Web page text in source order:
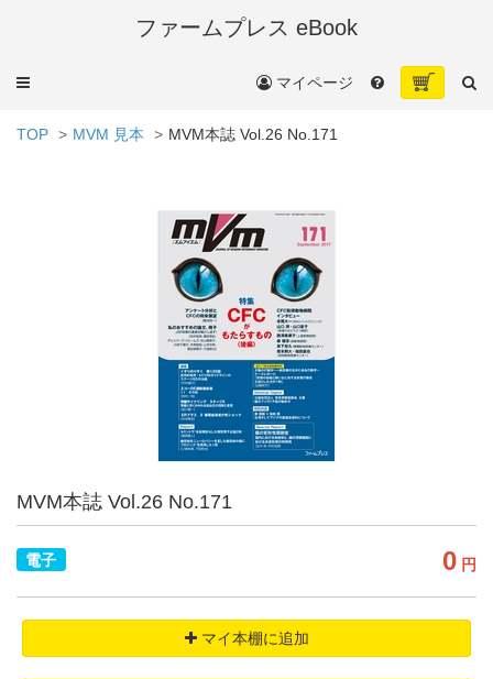
ファームプレス eBook
メ
ュ
マイページ
TOP MVM 見本 MVM本誌 Vol.26 No.171
MVM本誌 Vol.26 No.171
電子 0 円
マイ本棚に追加